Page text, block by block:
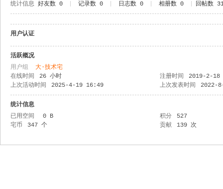
统计信息 好友数 0 记录数 0 日志数 0 相册数 0 回帖数
用户认证
活跃概况
用户组 大·技术宅
在线时间
26 小时 注册时间
2019-2-18
上次活动时间
2025-4-19 16:49 上次发表时间 2022-
统计信息
已用空间
0 B 积分
527
宅币
347 个 贡献 139 次